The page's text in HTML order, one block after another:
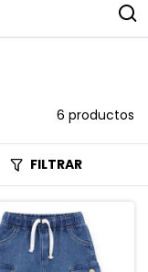
6 productos
FILTRAR